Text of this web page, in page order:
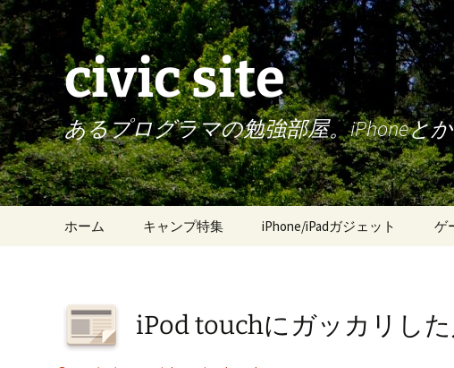
civic site
あるプログラマの勉強部屋。iPhoneと
ホーム キャンプ特集 iPhone/iPadガジェット ゲ
iPod touchにガッカリし